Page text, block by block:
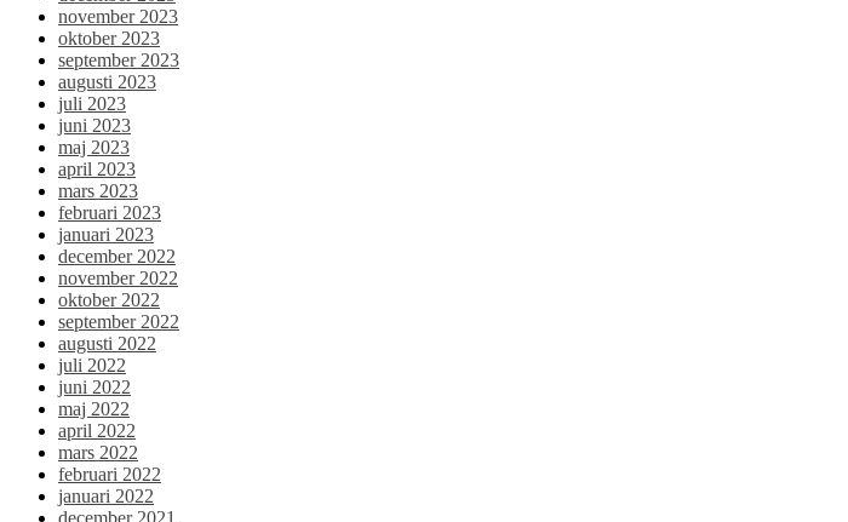
november 2023
oktober 2023
september 2023
augusti 2023
juli 2023
juni 2023
maj 2023
april 2023
mars 2023
februari 2023
januari 2023
december 2022
november 2022
oktober 2022
september 2022
augusti 2022
juli 2022
juni 2022
maj 2022
april 2022
mars 2022
februari 2022
januari 2022